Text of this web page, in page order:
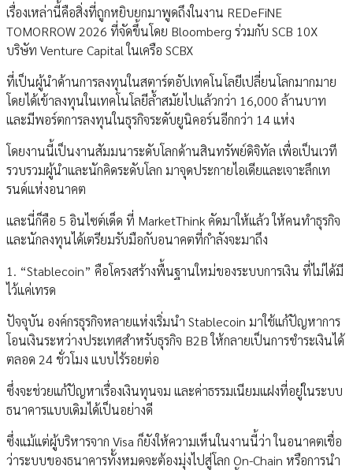
เรื่องเหล่านี้คือสิ่งที่ถูกหยิบยกมาพูดถึงในงาน REDeFiNE
TOMORROW 2026 ที่จัดขึ้นโดย Bloomberg ร่วมกับ SCB 10X
บริษัท Venture Capital ในเครือ SCBX
ที่เป็นผู้นำด้านการลงทุนในสตาร์ตอัปเทคโนโลยีเปลี่ยนโลกมากมาย
โดยได้เข้าลงทุนในเทคโนโลยีล้ำสมัยไปแล้วกว่า 16,000 ล้านบาท
และมีพอร์ตการลงทุนในธุรกิจระดับยูนิคอร์นอีกกว่า 14 แห่ง
โดยงานนี้เป็นงานสัมมนาระดับโลกด้านสินทรัพย์ดิจิทัล เพื่อเป็นเวที
รวบรวมผู้นำและนักคิดระดับโลก มาจุดประกายไอเดียและเจาะลึกเท
รนด์แห่งอนาคต
และนี่ก็คือ 5 อินไซต์เด็ด ที่ MarketThink คัดมาให้แล้ว ให้คนทำธุรกิจ
และนักลงทุนได้เตรียมรับมือกับอนาคตที่กำลังจะมาถึง
1. “Stablecoin” คือโครงสร้างพื้นฐานใหม่ของระบบการเงิน ที่ไม่ได้มี
ไว้แค่เทรด
ปัจจุบัน องค์กรธุรกิจหลายแห่งเริ่มนำ Stablecoin มาใช้แก้ปัญหาการ
โอนเงินระหว่างประเทศสำหรับธุรกิจ B2B ให้กลายเป็นการชำระเงินได้
ตลอด 24 ชั่วโมง แบบไร้รอยต่อ
ซึ่งจะช่วยแก้ปัญหาเรื่องเงินทุนจม และค่าธรรมเนียมแฝงที่อยู่ในระบบ
ธนาคารแบบเดิมได้เป็นอย่างดี
ซึ่งแม้แต่ผู้บริหารจาก Visa ก็ยังให้ความเห็นในงานนี้ว่า ในอนาคตเชื่อ
ว่าระบบของธนาคารทั้งหมดจะต้องมุ่งไปสู่โลก On-Chain หรือการนำ